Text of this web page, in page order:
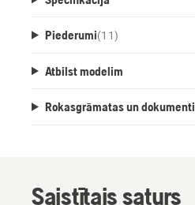
Piederumi(11)
Atbilst modelim
Rokasgrāmatas un dokumenti
Saistītais saturs